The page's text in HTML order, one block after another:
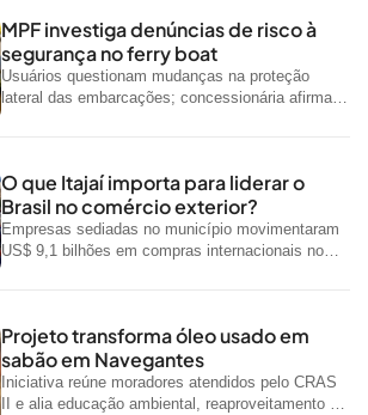
MPF investiga denúncias de risco à
segurança no ferry boat
Usuários questionam mudanças na proteção
lateral das embarcações; concessionária afirma
O que Itajaí importa para liderar o
Brasil no comércio exterior?
Empresas sediadas no município movimentaram
US$ 9,1 bilhões em compras internacionais no
Projeto transforma óleo usado em
sabão em Navegantes
Iniciativa reúne moradores atendidos pelo CRAS
II e alia educação ambiental, reaproveitamento de